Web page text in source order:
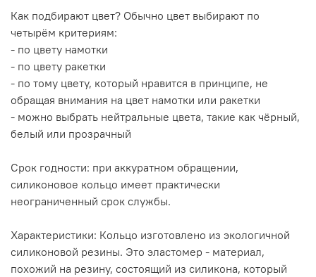
Как подбирают цвет? Обычно цвет выбирают по
четырём критериям:
- по цвету намотки
- по цвету ракетки
- по тому цвету, который нравится в принципе, не
обращая внимания на цвет намотки или ракетки
- можно выбрать нейтральные цвета, такие как чёрный,
белый или прозрачный
Срок годности: при аккуратном обращении,
силиконовое кольцо имеет практически
неограниченный срок службы.
Характеристики: Кольцо изготовлено из экологичной
силиконовой резины. Это эластомер - материал,
похожий на резину, состоящий из силикона, который